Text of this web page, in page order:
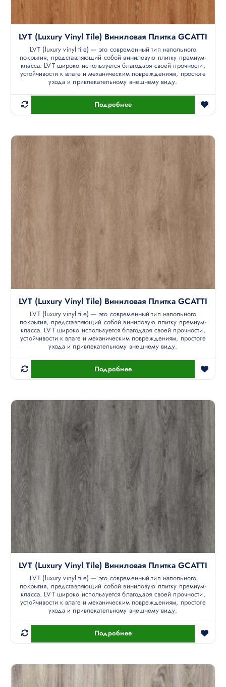
LVT (luxury Vinyl Tile) Виниловая Плитка GCATTI
LVT (luxury vinyl tile) — это современный тип напольного
покрытия, представляющий собой виниловую плитку премиум-
класса. LVT широко используется благодаря своей прочности,
устойчивости к влаге и механическим повреждениям, простоте
ухода и привлекательному внешнему виду.
Подробнее
LVT (luxury Vinyl Tile) Виниловая Плитка GCATTI
LVT (luxury vinyl tile) — это современный тип напольного
покрытия, представляющий собой виниловую плитку премиум-
класса. LVT широко используется благодаря своей прочности,
устойчивости к влаге и механическим повреждениям, простоте
ухода и привлекательному внешнему виду.
Подробнее
LVT (luxury Vinyl Tile) Виниловая Плитка GCATTI
LVT (luxury vinyl tile) — это современный тип напольного
покрытия, представляющий собой виниловую плитку премиум-
класса. LVT широко используется благодаря своей прочности,
устойчивости к влаге и механическим повреждениям, простоте
ухода и привлекательному внешнему виду.
Подробнее